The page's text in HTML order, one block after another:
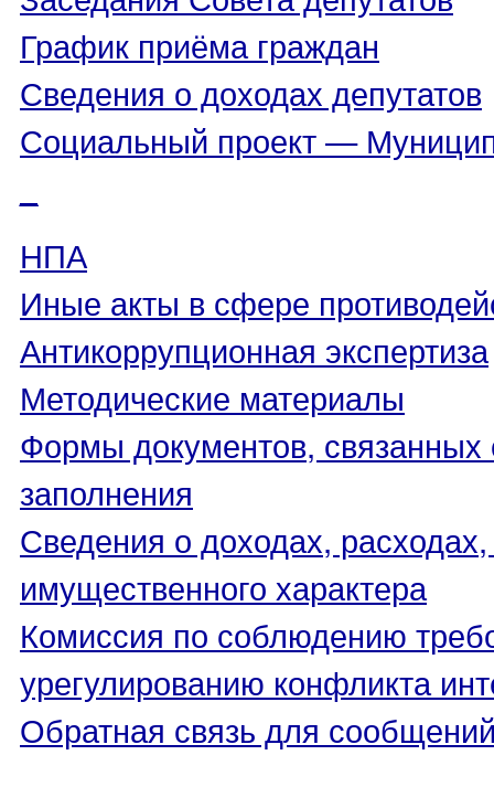
График приёма граждан
Сведения о доходах депутатов
Социальный проект —
НПА
Иные акты в сфере
Антикоррупционная экспертиза
Методические материалы
Формы документов, связанных
заполнения
Сведения о доходах,
имущественного характера
Комиссия по соблюдению
урегулированию конфликта
Обратная связь для